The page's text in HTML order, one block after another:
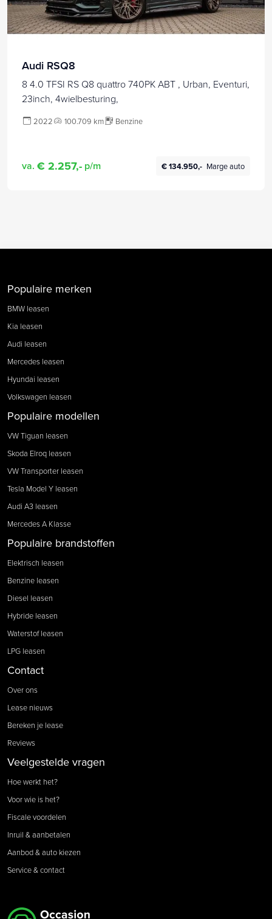
Audi RSQ8
8 4.0 TFSI RS Q8 quattro 740PK ABT , Urban, Eventuri,
23inch, 4wielbesturing,
2022 100.709 km Benzine
va. € 2.257,- p/m € 134.950,- Marge auto
Populaire merken
BMW leasen
Kia leasen
Audi leasen
Mercedes leasen
Hyundai leasen
Volkswagen leasen
Populaire modellen
VW Tiguan leasen
Skoda Elroq leasen
VW Transporter leasen
Tesla Model Y leasen
Audi A3 leasen
Mercedes A Klasse
Populaire brandstoffen
Elektrisch leasen
Benzine leasen
Diesel leasen
Hybride leasen
Waterstof leasen
LPG leasen
Contact
Over ons
Lease nieuws
Bereken je lease
Reviews
Veelgestelde vragen
Hoe werkt het?
Voor wie is het?
Fiscale voordelen
Inruil & aanbetalen
Aanbod & auto kiezen
Service & contact